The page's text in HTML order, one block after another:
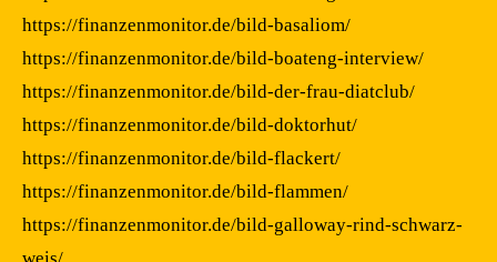
https://finanzenmonitor.de/bild-basaliom/
https://finanzenmonitor.de/bild-boateng-interview/
https://finanzenmonitor.de/bild-der-frau-diatclub/
https://finanzenmonitor.de/bild-doktorhut/
https://finanzenmonitor.de/bild-flackert/
https://finanzenmonitor.de/bild-flammen/
https://finanzenmonitor.de/bild-galloway-rind-schwarz-
weis/